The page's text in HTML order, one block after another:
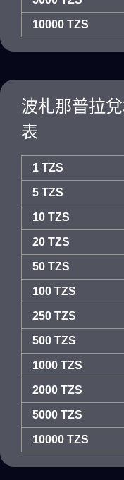
10000 TZS
波札那普拉
表
1 TZS
5 TZS
10 TZS
20 TZS
50 TZS
100 TZS
250 TZS
500 TZS
1000 TZS
2000 TZS
5000 TZS
10000 TZS